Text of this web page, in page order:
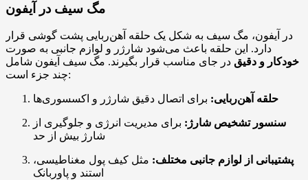
مگ سیف در آیفون
در آیفون، مگ سیف به شکل یک حلقه آهن‌ربایی پشت گوشی قرار
دارد. این حلقه باعث می‌شود شارژر و لوازم جانبی به صورت
خودکار و دقیق در جای مناسب قرار بگیرند. مگ سیف آیفون شامل
چند جزء است:
حلقه آهن‌ربایی: برای اتصال دقیق شارژر و اکسسوری‌ها
سنسور تشخیص شارژ: برای مدیریت انرژی و جلوگیری از
شارژ بیش از حد
پشتیبانی از لوازم جانبی مختلف: مثل کیف پول مغناطیسی،
استند و پاوربانک